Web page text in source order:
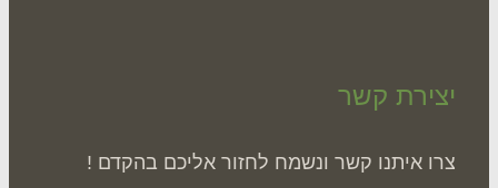
קשר
איתנו קשר ונשמח לחזור אליכם בהקדם !